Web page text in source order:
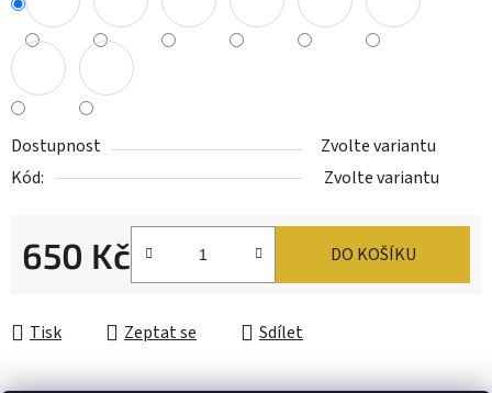
Dostupnost
Zvolte variantu
Kód:
Zvolte variantu
650 Kč DO KOŠÍKU
Tisk Zeptat se Sdílet